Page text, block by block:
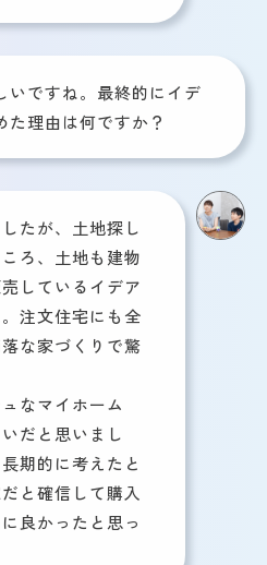
いですね。最終的にイデ
た理由は何ですか？
たが、土地探し
ろ、土地も建物
しているイデア
注文住宅にも全
な家づくりで驚
なマイホーム
だと思いまし
期的に考えたと
と確信して購入
良かったと思っ